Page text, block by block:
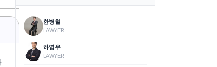
한병철
LAWYER
하영우
LAWYER